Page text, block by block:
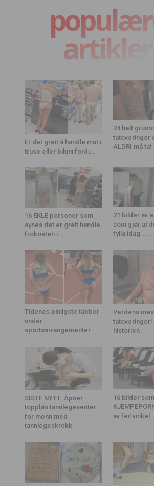
artikler
Er det greit å handle mat i
truse eller bikini fordi...
24 helt
tatoveringer
ALDRI må ta!
16 EKLE personer som
synes det er greit handle
frokosten i...
21 bilder av
som gjør at
fylla idag.....
Tidenes pinligste tabber
under
sportsarrangementer
Verdens
tatoveringer!
historien
SISTE NYTT: Åpner
toppløs tannlegesenter
for menn med
tannlegeskrekk
16 bilder
av feil vinkel